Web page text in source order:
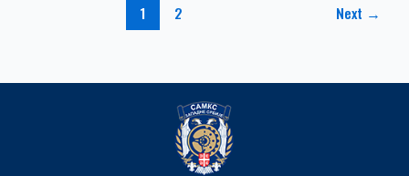
1 2 Next →